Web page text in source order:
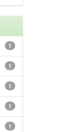
1
1
1
1
1